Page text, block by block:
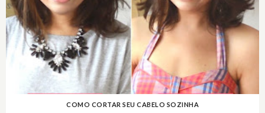
COMO CORTAR SEU CABELO SOZINHA